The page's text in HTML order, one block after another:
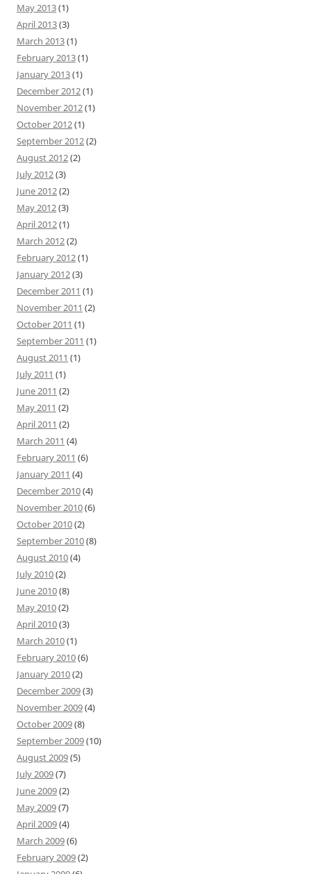
May 2013(1)
April 2013(3)
March 2013(1)
February 2013(1)
January 2013(1)
December 2012(1)
November 2012(1)
October 2012(1)
September 2012(2)
August 2012(2)
July 2012(3)
June 2012(2)
May 2012(3)
April 2012(1)
March 2012(2)
February 2012(1)
January 2012(3)
December 2011 (1)
November 2011 (2)
October 2011 (1)
September 2011 (1)
August 2011 (1)
July 2011 (1)
June 2011 (2)
May 2011 (2)
April 2011 (2)
March 2011 (4)
February 2011 (6)
January 2011 (4)
December 2010(4)
November 2010(6)
October 2010(2)
September 2010(8)
August 2010(4)
July 2010(2)
June 2010(8)
May 2010(2)
April 2010(3)
March 2010(1)
February 2010(6)
January 2010(2)
December 2009(3)
November 2009(4)
October 2009(8)
September 2009(10)
August 2009(5)
July 2009(7)
June 2009(2)
May 2009(7)
April 2009(4)
March 2009(6)
February 2009(2)